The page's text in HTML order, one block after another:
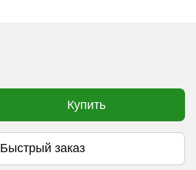
Купить
Быстрый заказ